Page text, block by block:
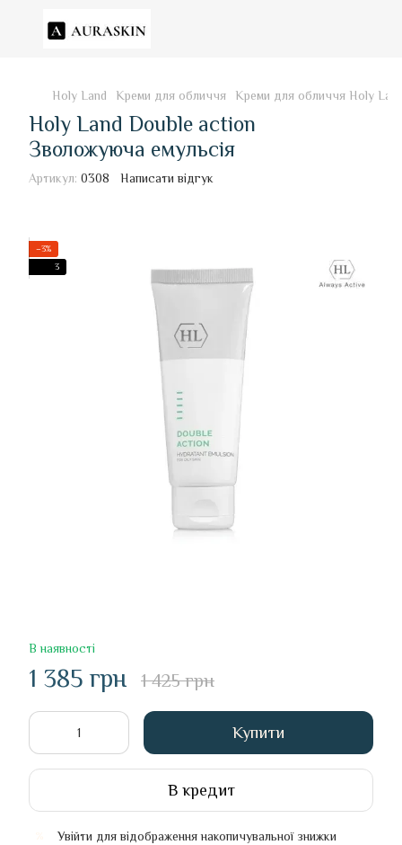
Holy Land Креми для обличчя Креми для обличчя Holy
Holy Land Double action
Зволожуюча емульсія
Артикул: 0308 Написати відгук
−3%
3
В наявності
1 385 грн 1 425 грн
Купити
В кредит
Увійти для відображення накопичувальної знижки